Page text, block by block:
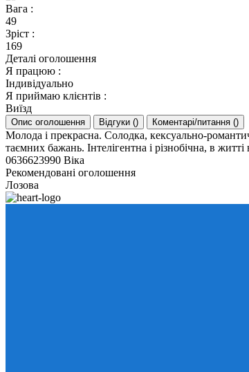
Вага :
49
Зріст :
169
Деталі оголошення
Я працюю :
Індивідуально
Я приймаю клієнтів :
Виїзд
Опис оголошення Відгуки () Коментарі/питання ()
Молода і прекрасна. Солодка, кексуально-
таємних бажань. Інтелігентна і різнобічна, в
0636623990 Віка
Рекомендовані оголошення
Лозова